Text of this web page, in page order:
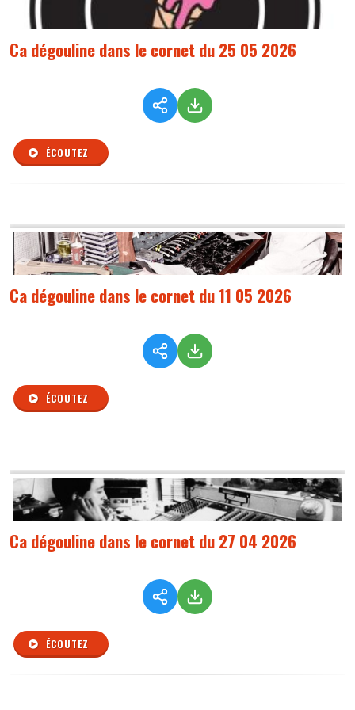
Ca dégouline dans le cornet du 25 05 2026
ÉCOUTEZ
Ca dégouline dans le cornet du 11 05 2026
ÉCOUTEZ
Ca dégouline dans le cornet du 27 04 2026
ÉCOUTEZ